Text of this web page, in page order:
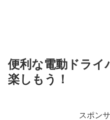
便利な電動ドライ
楽しもう！
スポン